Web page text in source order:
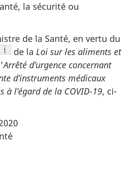
la sécurité ou
de la Santé, en vertu du
Note de bas de page
i de la Loi sur les aliments et
page
Arrêté d’urgence concernant
d’instruments médicaux
à l’égard de la COVID-19, ci-